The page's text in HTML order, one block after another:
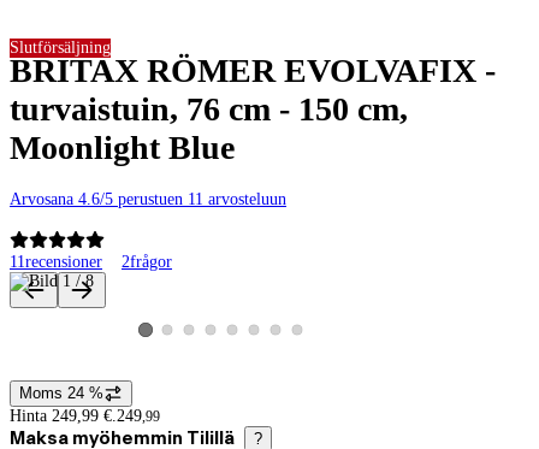
BRITAX RÖMER EVOLVAFIX -
turvaistuin, 76 cm - 150 cm,
Moonlight Blue
Arvosana 4.6/5 perustuen 11 arvosteluun
11recensioner 2frågor
Slutförsäljning
Produktbilder och videor
Visa produktbild 1
Visa produktbild 2
Visa produktbild 3
Visa produktbild 4
Visa produktbild 5
Visa produktbild 6
Visa produktbild 7
Visa produktbild 8
Prisinformation
Moms 24 %
Hinta 249,99 €. 249,99
Maksa myöhemmin Tilillä ?